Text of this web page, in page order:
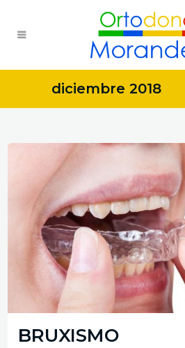
diciembre 2018
BRUXISMO